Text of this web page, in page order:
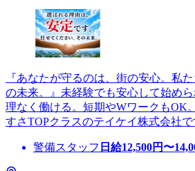
『あなたが守るのは、街の安心。私
の未来。』未経験でも安心して始め
理なく働ける。短期やWワークもOK
すさTOPクラスのテイケイ株式会社で
警備スタッフ 日給12,500円〜